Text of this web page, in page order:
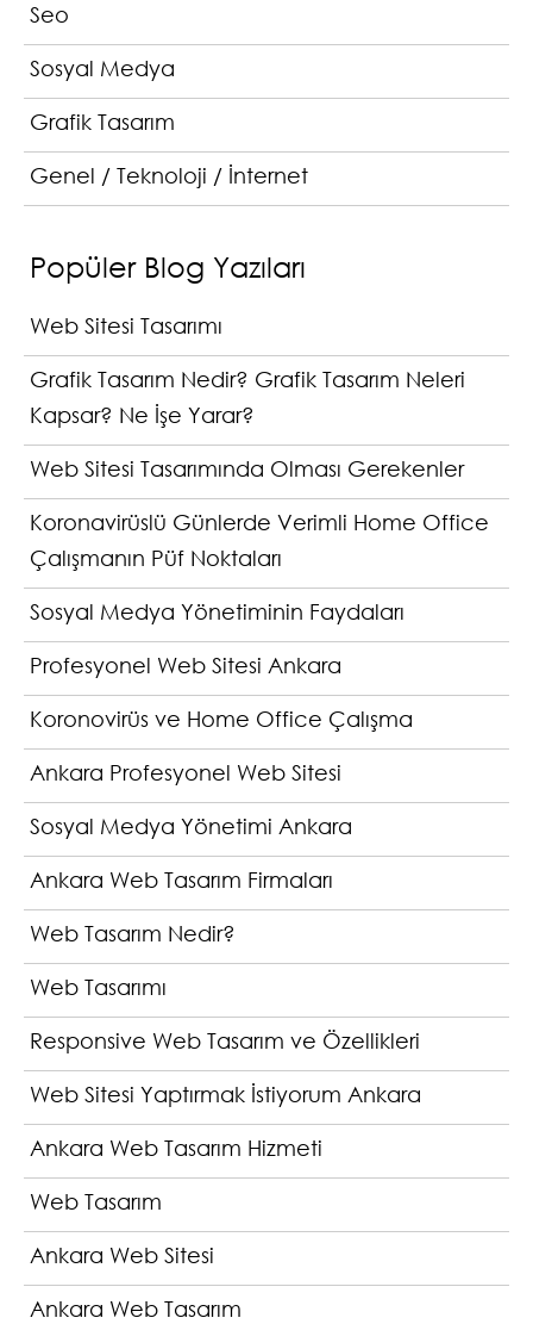
Seo
Sosyal Medya
Grafik Tasarım
Genel / Teknoloji / İnternet
Popüler Blog Yazıları
Web Sitesi Tasarımı
Grafik Tasarım Nedir? Grafik Tasarım Neleri
Kapsar? Ne İşe Yarar?
Web Sitesi Tasarımında Olması Gerekenler
Koronavirüslü Günlerde Verimli Home Office
Çalışmanın Püf Noktaları
Sosyal Medya Yönetiminin Faydaları
Profesyonel Web Sitesi Ankara
Koronovirüs ve Home Office Çalışma
Ankara Profesyonel Web Sitesi
Sosyal Medya Yönetimi Ankara
Ankara Web Tasarım Firmaları
Web Tasarım Nedir?
Web Tasarımı
Responsive Web Tasarım ve Özellikleri
Web Sitesi Yaptırmak İstiyorum Ankara
Ankara Web Tasarım Hizmeti
Web Tasarım
Ankara Web Sitesi
Ankara Web Tasarım